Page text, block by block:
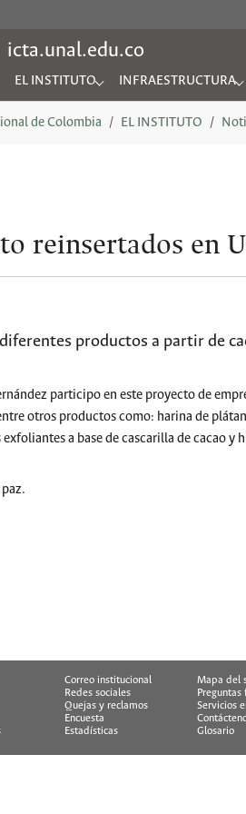
icta.unal.edu.co
EL INSTITUTO
Submenu for "EL INSTITUTO"
INFRAESTRUCTURA
Submenu for
de Colombia
EL INSTITUTO
reinsertados en
productos a partir de
participo en este proyecto de
otros productos como: harina de
a base de cascarilla de cacao y
Correo institucional
Mapa del
Redes sociales
Preguntas
Quejas y reclamos
Servicios
Encuesta
Estadísticas
Glosario